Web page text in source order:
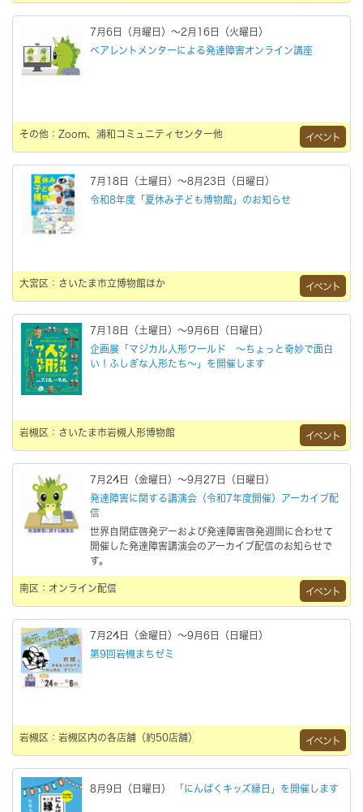
7月6日（月曜日）～2月16日（火曜日）
ペアレントメンターによる発達障害オンライン講座
その他：Zoom、浦和コミュニティセンター他 イベント
7月18日（土曜日）～8月23日（日曜日）
令和8年度「夏休み子ども博物館」のお知らせ
大宮区：さいたま市立博物館ほか イベント
7月18日（土曜日）～9月6日（日曜日）
企画展「マジカル人形ワールド ～ちょっと奇妙で面白
い！ふしぎな人形たち～」を開催します
岩槻区：さいたま市岩槻人形博物館 イベント
7月24日（金曜日）～9月27日（日曜日）
発達障害に関する講演会（令和7年度開催）アーカイブ配
信
世界自閉症啓発デーおよび発達障害啓発週間に合わせて
開催した発達障害講演会のアーカイブ配信のお知らせで
す。
南区：オンライン配信 イベント
7月24日（金曜日）～9月6日（日曜日）
第9回岩槻まちゼミ
岩槻区：岩槻区内の各店舗（約50店舗） イベント
8月9日（日曜日） 「にんぱくキッズ縁日」を開催します